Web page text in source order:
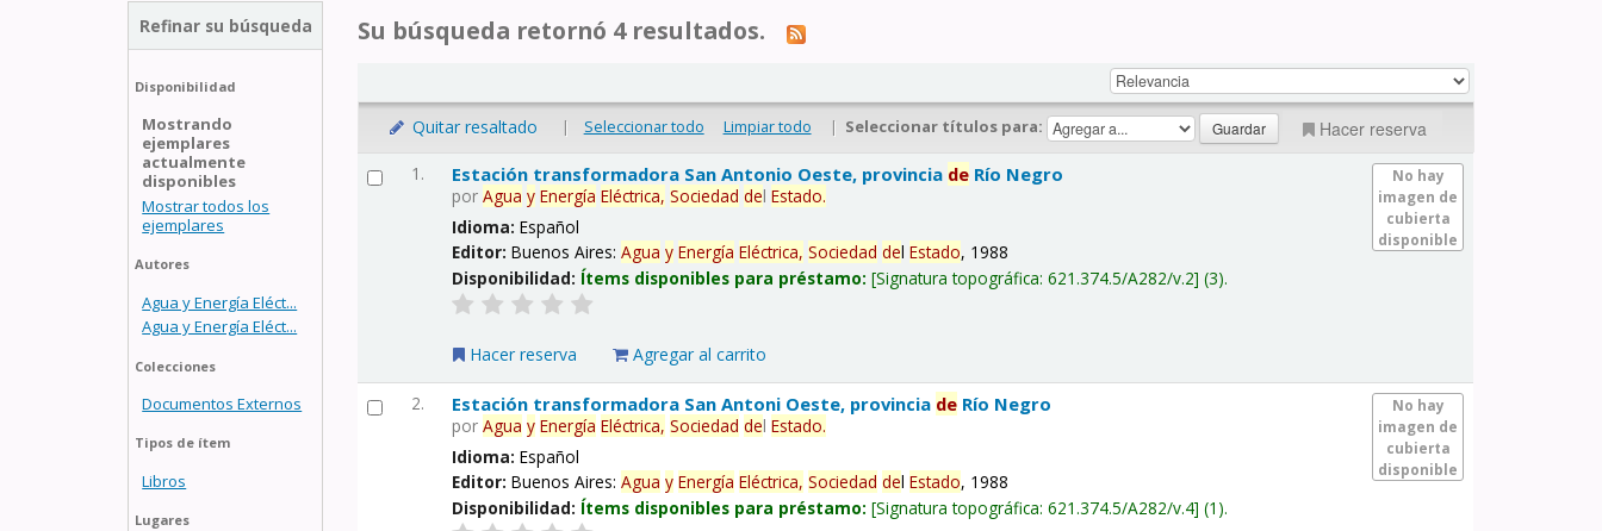
Refinar su búsqueda
Disponibilidad
Mostrando
ejemplares
actualmente
disponibles
Mostrar todos los
ejemplares
Autores
Agua y Energía Eléct...
Agua y Energía Eléct...
Colecciones
Documentos Externos
Tipos de ítem
Libros
Lugares
Su búsqueda retornó 4 resultados.
Quitar resaltado | Seleccionar todo Limpiar todo | Seleccionar títulos para: Hacer reserva
1.
No hay
imagen de
cubierta
disponible
Estación transformadora San Antonio Oeste, provincia de Río Negro
porAgua y Energía Eléctrica, Sociedad delEstado.
Idioma:Español
Editor:Buenos Aires:Agua y Energía Eléctrica, Sociedad delEstado, 1988
Disponibilidad: Ítems disponibles para préstamo: Signatura topográfica:621.374.5/A282/v.2 (3).
Hacer reserva Agregar al carrito
2.
No hay
imagen de
cubierta
disponible
Estación transformadora San Antoni Oeste, provincia de Río Negro
porAgua y Energía Eléctrica, Sociedad delEstado.
Idioma:Español
Editor:Buenos Aires:Agua y Energía Eléctrica, Sociedad delEstado, 1988
Disponibilidad: Ítems disponibles para préstamo: Signatura topográfica:621.374.5/A282/v.4 (1).